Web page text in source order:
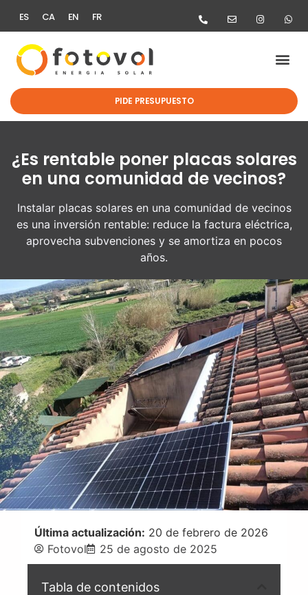
ES CA EN FR
PIDE PRESUPUESTO
¿Es rentable poner placas solares
en una comunidad de vecinos?
Instalar placas solares en una comunidad de vecinos
es una inversión rentable: reduce la factura eléctrica,
aprovecha subvenciones y se amortiza en pocos
años.
Última actualización: 20 de febrero de 2026
Fotovol
25 de agosto de 2025
Tabla de contenidos